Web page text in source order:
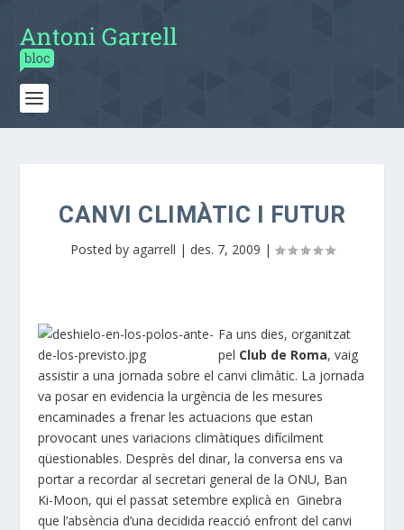
CANVI CLIMÀTIC I FUTUR
Posted by agarrell | des. 7, 2009 |
Fa uns dies, organitzat
pel Club de Roma, vaig
assistir a una jornada sobre el canvi climàtic. La jornada
va posar en evidencia la urgència de les mesures
encaminades a frenar les actuacions que estan
provocant unes variacions climàtiques difícilment
qüestionables. Desprès del dinar, la conversa ens va
portar a recordar al secretari general de la ONU, Ban
Ki-Moon, qui el passat setembre explicà en Ginebra
que l’absència d’una decidida reacció enfront del canvi